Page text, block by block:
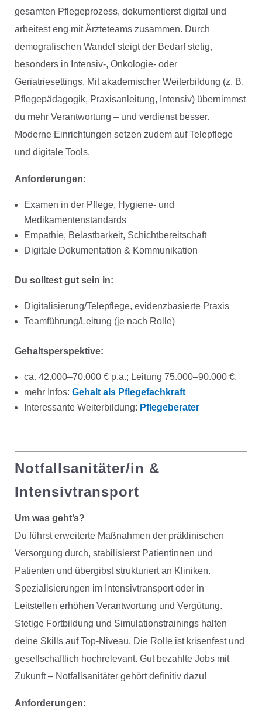
gesamten Pflegeprozess, dokumentierst digital und
arbeitest eng mit Ärzteteams zusammen. Durch
demografischen Wandel steigt der Bedarf stetig,
besonders in Intensiv-, Onkologie- oder
Geriatriesettings. Mit akademischer Weiterbildung (z. B.
Pflegepädagogik, Praxisanleitung, Intensiv) übernimmst
du mehr Verantwortung – und verdienst besser.
Moderne Einrichtungen setzen zudem auf Telepflege
und digitale Tools.
Anforderungen:
Examen in der Pflege, Hygiene- und
Medikamentenstandards
Empathie, Belastbarkeit, Schichtbereitschaft
Digitale Dokumentation & Kommunikation
Du solltest gut sein in:
Digitalisierung/Telepflege, evidenzbasierte Praxis
Teamführung/Leitung (je nach Rolle)
Gehaltsperspektive:
ca. 42.000–70.000 € p.a.; Leitung 75.000–90.000 €.
mehr Infos: Gehalt als Pflegefachkraft
Interessante Weiterbildung: Pflegeberater
Notfallsanitäter/in &
Intensivtransport
Um was geht’s?
Du führst erweiterte Maßnahmen der präklinischen
Versorgung durch, stabilisierst Patientinnen und
Patienten und übergibst strukturiert an Kliniken.
Spezialisierungen im Intensivtransport oder in
Leitstellen erhöhen Verantwortung und Vergütung.
Stetige Fortbildung und Simulationstrainings halten
deine Skills auf Top-Niveau. Die Rolle ist krisenfest und
gesellschaftlich hochrelevant. Gut bezahlte Jobs mit
Zukunft – Notfallsanitäter gehört definitiv dazu!
Anforderungen: